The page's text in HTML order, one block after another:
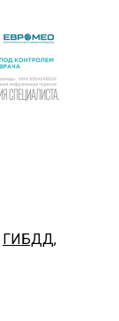
ГИБДД,